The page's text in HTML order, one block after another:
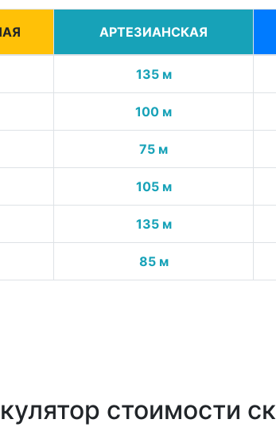
АРТЕЗИАНСКАЯ
135 м
100 м
75 м
105 м
135 м
85 м
стоимости